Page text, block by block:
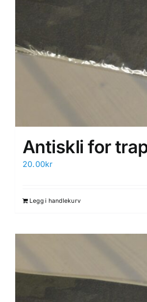
Antiskli for
20.00kr
Legg i handlekurv